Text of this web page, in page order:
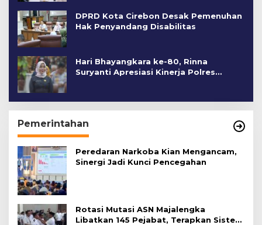
DPRD Kota Cirebon Desak Pemenuhan
Hak Penyandang Disabilitas
Hari Bhayangkara ke-80, Rinna
Suryanti Apresiasi Kinerja Polres
Pemerintahan
Peredaran Narkoba Kian Mengancam,
Sinergi Jadi Kunci Pencegahan
Rotasi Mutasi ASN Majalengka
Libatkan 145 Pejabat, Terapkan Sistem